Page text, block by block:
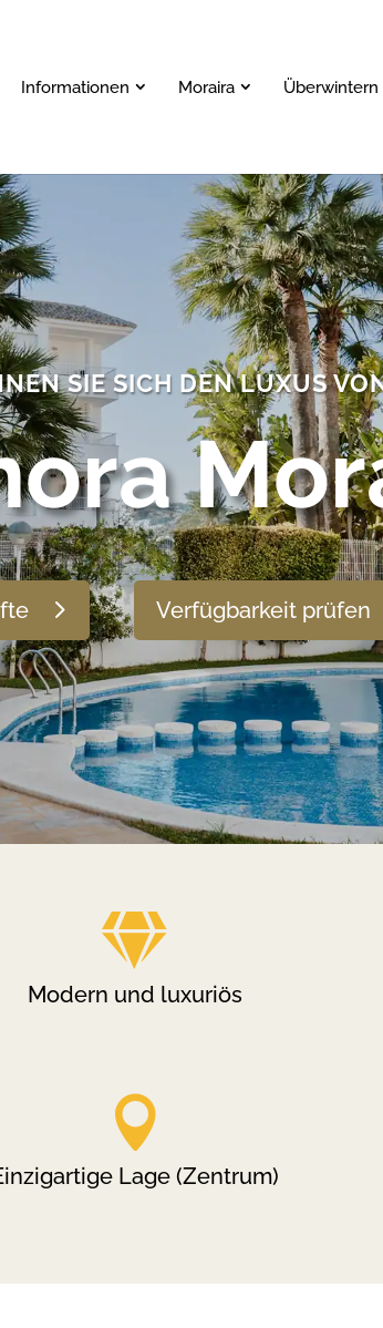
Informationen Moraira Überwintern
SIE SICH DEN LUXUS
Verfügbarkeit prüfen

Modern und luxuriös

Lage (Zentrum)